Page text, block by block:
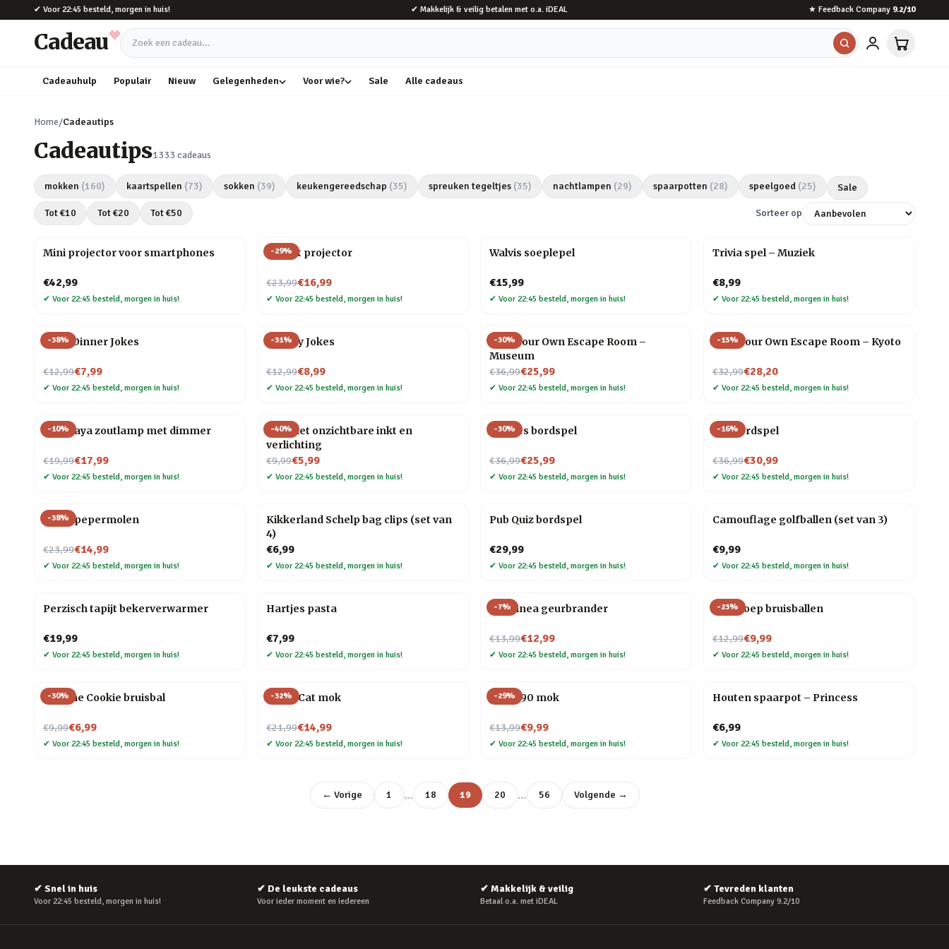
Naar hoofdinhoud
✔ Voor 22:45 besteld, morgen in huis! ✔ Makkelijk & veilig betalen met o.a. iDEAL ★ Feedback Company 9.2/10
Cadeau Zoek een cadeau
Cadeauhulp Populair Nieuw Gelegenheden Voor wie? Sale Alle cadeaus
Home/Cadeautips
Cadeautips1333 cadeaus
mokken (160) kaartspellen (73) sokken (39) keukengereedschap (35) spreuken tegeltjes (35) nachtlampen (29) spaarpotten (28) speelgoed (25) Sale
Tot €10 Tot €20 Tot €50 Sorteer op
Mini projector voor smartphones
€42,99
✔ Voor 22:45 besteld, morgen in huis!
-29%
Olifant projector
€23,99
Nu voor€16,99
✔ Voor 22:45 besteld, morgen in huis!
Walvis soeplepel
€15,99
✔ Voor 22:45 besteld, morgen in huis!
Trivia spel – Muziek
€8,99
✔ Voor 22:45 besteld, morgen in huis!
-38%
After Dinner Jokes
€12,99
Nu voor€7,99
✔ Voor 22:45 besteld, morgen in huis!
-31%
Cheesy Jokes
€12,99
Nu voor€8,99
✔ Voor 22:45 besteld, morgen in huis!
-30%
Host Your Own Escape Room –
Museum
€36,99
Nu voor€25,99
✔ Voor 22:45 besteld, morgen in huis!
-15%
Host Your Own Escape Room – Kyoto
€32,99
Nu voor€28,20
✔ Voor 22:45 besteld, morgen in huis!
-10%
Himalaya zoutlamp met dimmer
€19,99
Nu voor€17,99
✔ Voor 22:45 besteld, morgen in huis!
-40%
Pen met onzichtbare inkt en
verlichting
€9,99
Nu voor€5,99
✔ Voor 22:45 besteld, morgen in huis!
-30%
Foodies bordspel
€36,99
Nu voor€25,99
✔ Voor 22:45 besteld, morgen in huis!
-16%
Gin bordspel
€36,99
Nu voor€30,99
✔ Voor 22:45 besteld, morgen in huis!
-38%
Vogel pepermolen
€23,99
Nu voor€14,99
✔ Voor 22:45 besteld, morgen in huis!
Kikkerland Schelp bag clips (set van
4)
€6,99
✔ Voor 22:45 besteld, morgen in huis!
Pub Quiz bordspel
€29,99
✔ Voor 22:45 besteld, morgen in huis!
Camouflage golfballen (set van 3)
€9,99
✔ Voor 22:45 besteld, morgen in huis!
Perzisch tapijt bekerverwarmer
€19,99
✔ Voor 22:45 besteld, morgen in huis!
Hartjes pasta
€7,99
✔ Voor 22:45 besteld, morgen in huis!
-7%
Chiminea geurbrander
€13,99
Nu voor€12,99
✔ Voor 22:45 besteld, morgen in huis!
-23%
Dinopoep bruisballen
€12,99
Nu voor€9,99
✔ Voor 22:45 besteld, morgen in huis!
-30%
Fortune Cookie bruisbal
€9,99
Nu voor€6,99
✔ Voor 22:45 besteld, morgen in huis!
-32%
Crazy Cat mok
€21,99
Nu voor€14,99
✔ Voor 22:45 besteld, morgen in huis!
-29%
Jaren 90 mok
€13,99
Nu voor€9,99
✔ Voor 22:45 besteld, morgen in huis!
Houten spaarpot – Princess
€6,99
✔ Voor 22:45 besteld, morgen in huis!
← Vorige 1 … 18 19 20 … 56 Volgende →
✔ Snel in huis
Voor 22:45 besteld, morgen in huis!
✔ De leukste cadeaus
Voor ieder moment en iedereen
✔ Makkelijk & veilig
Betaal o.a. met iDEAL
✔ Tevreden klanten
Feedback Company 9.2/10